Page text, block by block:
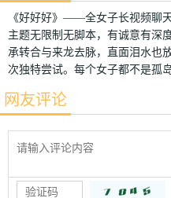
《好好好》——全女子长视频聊
主题无限制无脚本，有诚意有深
承转合与来龙去脉，直面泪水也
次独特尝试。每个女子都不是孤
网友评论